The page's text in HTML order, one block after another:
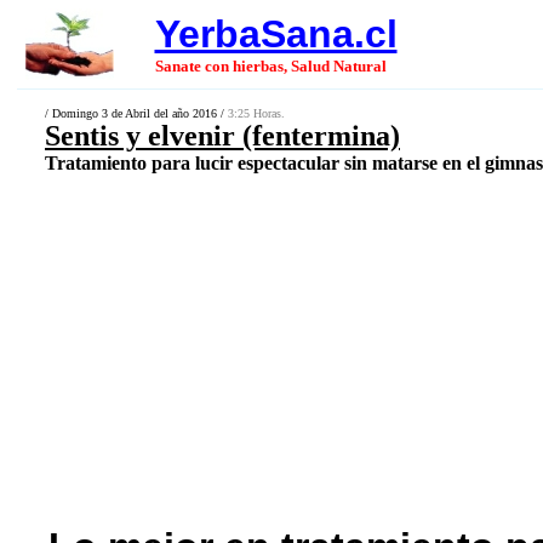
YerbaSana.cl
Sanate con hierbas, Salud Natural
/ Domingo 3 de Abril del año 2016 / 3:25 Horas.
Sentis y elvenir (fentermina)
Tratamiento para lucir espectacular sin matarse en el